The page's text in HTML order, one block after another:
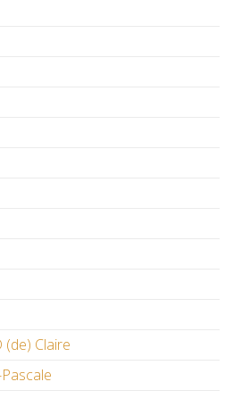
(de) Claire